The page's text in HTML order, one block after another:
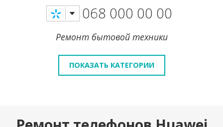
068 000 00 00
Ремонт бытовой техники
ПОКАЗАТЬ КАТЕГОРИИ